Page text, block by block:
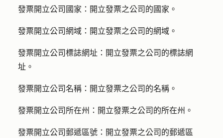
發票開立公司國家： 開立發票之公司的國家。
發票開立公司網域： 開立發票之公司的網域。
發票開立公司標誌網址： 開立發票之公司的標誌網
址。
發票開立公司名稱： 開立發票之公司的名稱。
發票開立公司所在州： 開立發票之公司的所在州。
發票開立公司郵遞區號： 開立發票之公司的郵遞區